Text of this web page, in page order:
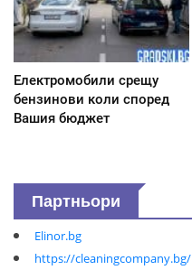
Електромобили срещу
бензинови коли според
Вашия бюджет
Партньори
Elinor.bg
https://cleaningcompany.bg/